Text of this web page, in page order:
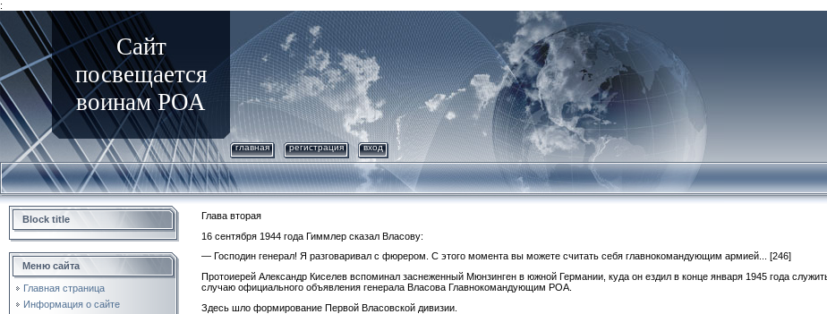
:
Сайт
посвещается
воинам РОА
главная регистрация вход
Block title
Меню сайта
Главная страница
Информация о сайте
Глава вторая
16 сентября 1944 года Гиммлер сказал Власову:
— Господин генерал! Я разговаривал с фюрером. С этого момента вы можете считать себя главнокомандующим армией... [246]
Протоиерей Александр Киселев вспоминал заснеженный Мюнзинген в южной Германии, куда он ездил в конце января 1945 года
случаю официального объявления генерала Власова Главнокомандующим РОА.
Здесь шло формирование Первой Власовской дивизии.